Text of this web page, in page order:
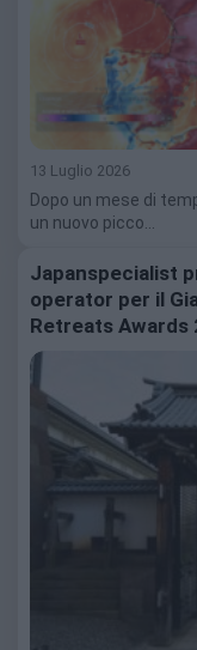
13 Luglio 2026
Dopo un mese di
un nuovo picco…
Japanspecialist
operator per il
Retreats Awards